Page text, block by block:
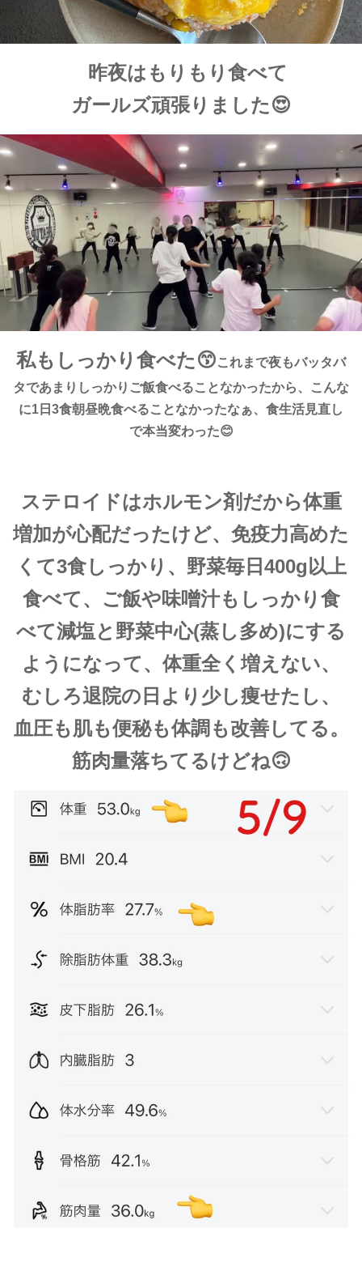
昨夜はもりもり食べて
ガールズ頑張りました😍
私もしっかり食べた😙これまで夜もバッタバ
タであまりしっかりご飯食べることなかったから、こんな
に1日3食朝昼晩食べることなかったなぁ、食生活見直し
で本当変わった😊
ステロイドはホルモン剤だから体重
増加が心配だったけど、免疫力高めた
くて3食しっかり、野菜毎日400g以上
食べて、ご飯や味噌汁もしっかり食
べて減塩と野菜中心(蒸し多め)にする
ようになって、体重全く増えない、
むしろ退院の日より少し痩せたし、
血圧も肌も便秘も体調も改善してる。
筋肉量落ちてるけどね🙃